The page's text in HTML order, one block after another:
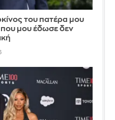
του πατέρα μου
που μου έδωσε δεν